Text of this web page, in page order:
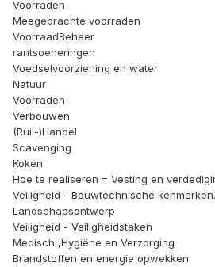
Voorraden
Meegebrachte voorraden
VoorraadBeheer
rantsoeneringen
Voedselvoorziening en water
Natuur
Voorraden
Verbouwen
(Ruil-)Handel
Scavenging
Koken
Hoe te realiseren = Vesting en
Veiligheid - Bouwtechnische
Landschapsontwerp
Veiligheid - Veiligheidstaken
Medisch ,Hygiëne en Verzorging
Brandstoffen en energie opwekken